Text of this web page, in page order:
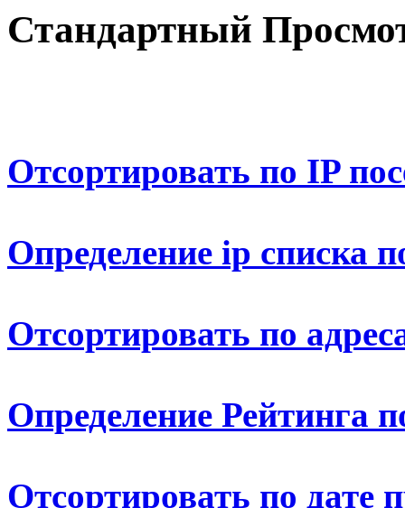
Стандартный
Отсортировать по IP
Определение ip списка
Отсортировать по
Определение Рейтинга
Отсортировать по дате